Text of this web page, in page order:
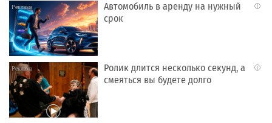
i
Автомобиль в аренду на нужный
срок
i
Ролик длится несколько секунд, а
смеяться вы будете долго